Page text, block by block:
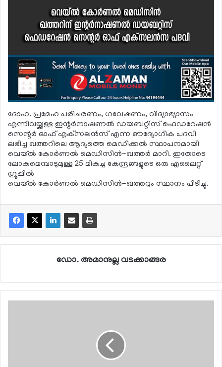
ദോഹ. പ്രമേഹ പരിചരണം, ഗവേഷണം, വിദ്യാഭ്യാസം
എന്നിവയ്ക്കുള്ള ഇന്റര്‍നാഷണല്‍ ഡയബറ്റിസ് ഫെഡറേഷന്‍
സെന്റര്‍ ഓഫ് എക്‌സലന്‍സ് എന്ന ഔദ്യോഗിക പദവി
ലഭിച്ച ഖത്തറിലെ ആദ്യത്തെ മെഡിക്കല്‍ സ്ഥാപനമായി
വെയ്ല്‍ കോര്‍ണല്‍ മെഡിസിന്‍-ഖത്തര്‍ മാറി. ഇതോടെ
ലോകമെമ്പാടുമുള്ള 25 മികച്ച കേന്ദ്രങ്ങളുടെ ഒരു എലൈറ്റ്
ഗ്രൂപ്പില്‍
വെയ്ല്‍ കോര്‍ണല്‍ മെഡിസിന്‍-ഖത്തറും സ്ഥാനം പിടിച്ചു.
ഡോ. അമാനുല്ല വടക്കാങ്ങര